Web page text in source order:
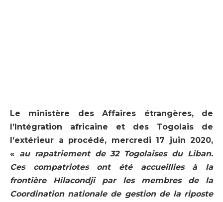
Le ministère des Affaires étrangères, de
l’Intégration africaine et des Togolais de
l’extérieur a procédé, mercredi 17 juin 2020,
« au rapatriement de 32 Togolaises du Liban.
Ces compatriotes ont été accueillies à la
frontière Hilacondji par les membres de la
Coordination nationale de gestion de la riposte